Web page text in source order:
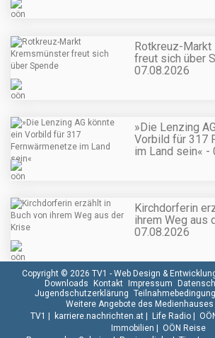
Rotkreuz-
freut sich über
07.08.2026
»Die Lenzing
Vorbild für 317
im Land sein« -
Kirchdorferin
ihrem Weg aus
07.08.2026
Copyright © 2026 TV1 - Web Design &
Downloads
Kontakt Impressum
Jugendschutzerklärung
Weitere Angebote des Medienhauses
TV1
karriere.nachrichten.at| Life Radio|
Immobilien
OÖN Reise